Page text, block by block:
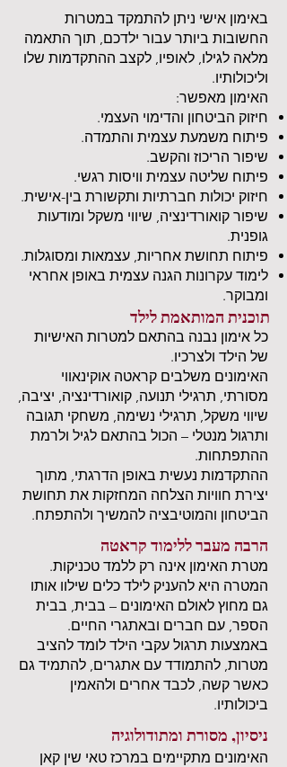
באימון אישי ניתן להתמקד במטרות
החשובות ביותר עבור ילדכם, תוך התאמה
מלאה לגילו, לאופיו, לקצב ההתקדמות שלו
וליכולותיו.
האימון מאפשר:
חיזוק הביטחון והדימוי העצמי.
פיתוח משמעת עצמית והתמדה.
שיפור הריכוז והקשב.
פיתוח שליטה עצמית וויסות רגשי.
חיזוק יכולות חברתיות ותקשורת בין-אישית.
שיפור קואורדינציה, שיווי משקל ומודעות
גופנית.
פיתוח תחושת אחריות, עצמאות ומסוגלות.
לימוד עקרונות הגנה עצמית באופן אחראי
ומבוקר.
תוכנית המותאמת לילד
כל אימון נבנה בהתאם למטרות האישיות
של הילד ולצרכיו.
האימונים משלבים קראטה אוקינאווי
מסורתי, תרגילי תנועה, קואורדינציה, יציבה,
שיווי משקל, תרגילי נשימה, משחקי תגובה
ותרגול מנטלי – הכול בהתאם לגיל ולרמת
ההתפתחות.
ההתקדמות נעשית באופן הדרגתי, מתוך
יצירת חוויות הצלחה המחזקות את תחושת
הביטחון והמוטיבציה להמשיך ולהתפתח.
הרבה מעבר ללימוד קראטה
מטרת האימון אינה רק ללמד טכניקות.
המטרה היא להעניק לילד כלים שילוו אותו
גם מחוץ לאולם האימונים – בבית, בבית
הספר, עם חברים ובאתגרי החיים.
באמצעות תרגול עקבי הילד לומד להציב
מטרות, להתמודד עם אתגרים, להתמיד גם
כאשר קשה, לכבד אחרים ולהאמין
ביכולותיו.
ניסיון, מסורת ומתודולוגיה
האימונים מתקיימים במרכז טאי שין קאן